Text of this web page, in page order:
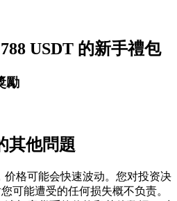
續合約USDT 的新手禮包
勵
其他問題
价格可能会快速波动。您对投资决
可能遭受的任何损失概不负责。